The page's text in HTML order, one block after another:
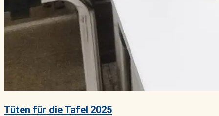
Tüten für die Tafel 2025